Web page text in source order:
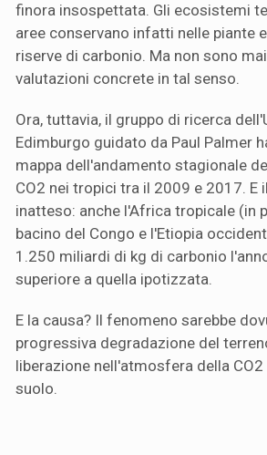
finora insospettata. Gli ecosistemi
aree conservano infatti nelle piante
riserve di carbonio. Ma non sono
valutazioni concrete in tal senso.
Ora, tuttavia, il gruppo di ricerca
Edimburgo guidato da Paul Palmer
mappa dell'andamento stagionale
CO2 nei tropici tra il 2009 e 2017. E
inatteso: anche l'Africa tropicale (in
bacino del Congo e l'Etiopia
1.250 miliardi di kg di carbonio
superiore a quella ipotizzata.
E la causa? Il fenomeno sarebbe
progressiva degradazione del
liberazione nell'atmosfera della
suolo.